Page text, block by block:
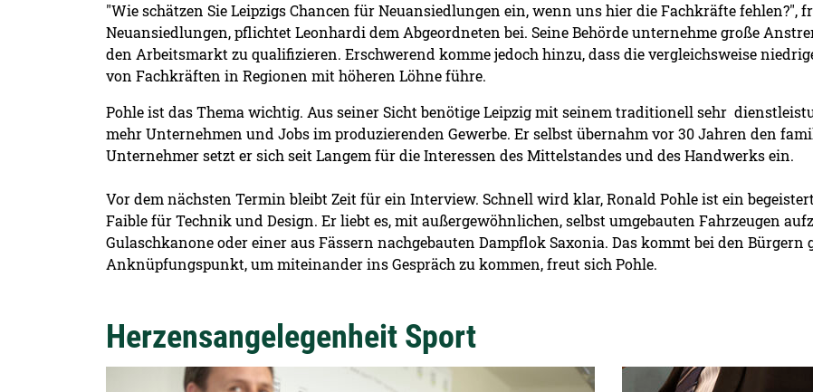
"Wie schätzen Sie Leipzigs Chancen für Neuansiedlungen ein, wenn uns hier die Fachkräfte fehlen?",
Neuansiedlungen, pflichtet Leonhardi dem Abgeordneten bei. Seine Behörde unternehme große
den Arbeitsmarkt zu qualifizieren. Erschwerend komme jedoch hinzu, dass die vergleichsweise
von Fachkräften in Regionen mit höheren Löhne führe.
Pohle ist das Thema wichtig. Aus seiner Sicht benötige Leipzig mit seinem traditionell sehr
mehr Unternehmen und Jobs im produzierenden Gewerbe. Er selbst übernahm vor 30 Jahren den
Unternehmer setzt er sich seit Langem für die Interessen des Mittelstandes und des Handwerks ein.
Vor dem nächsten Termin bleibt Zeit für ein Interview. Schnell wird klar, Ronald Pohle ist ein
Faible für Technik und Design. Er liebt es, mit außergewöhnlichen, selbst umgebauten Fahrzeugen
Gulaschkanone oder einer aus Fässern nachgebauten Dampflok Saxonia. Das kommt bei den
Anknüpfungspunkt, um miteinander ins Gespräch zu kommen, freut sich Pohle.
Herzensangelegenheit Sport
Detailansicht öffnen: Detailansicht öffnen: